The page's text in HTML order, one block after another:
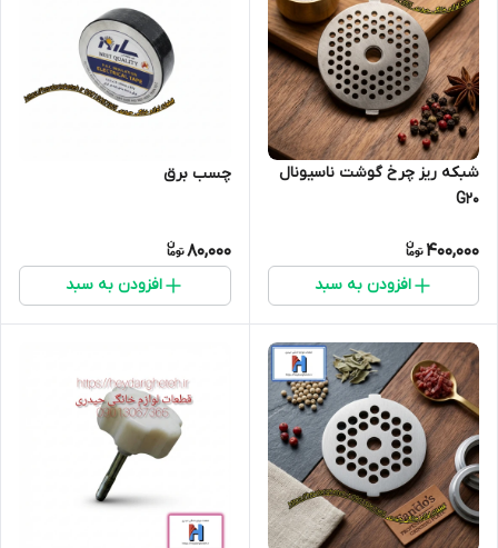
شبکه ریز چرخ گوشت ناسیونال
G20
400,000
افزودن به سبد
چسب برق
80,000
افزودن به سبد